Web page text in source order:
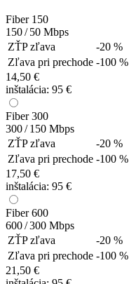
Fiber 150
150 / 50 Mbps
ZŤP zľava
-20 %
Zľava pri prechode -100 %
14,50 €
inštalácia: 95 €
Fiber 300
300 / 150 Mbps
ZŤP zľava
-20 %
Zľava pri prechode -100 %
17,50 €
inštalácia: 95 €
Fiber 600
600 / 300 Mbps
ZŤP zľava
-20 %
Zľava pri prechode -100 %
21,50 €